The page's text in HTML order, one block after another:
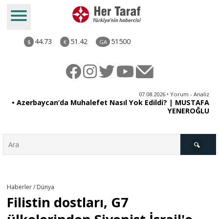
$ 44.73 € 51.42 GA 51500
07.08.2026 • Yorum - Analiz
• Azerbaycan’da Muhalefet Nasıl Yok Edildi? | MUSTAFA
YENEROĞLU
Derkenar
Haberler / Dünya
Filistin dostları, G7